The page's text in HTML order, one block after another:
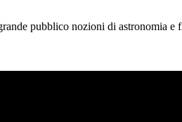
pubblico nozioni di astronomia e